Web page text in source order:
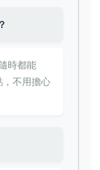
時都能
，不用擔心